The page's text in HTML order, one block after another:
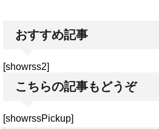
おすすめ記事
[showrss2]
こちらの記事もどうぞ
[showrssPickup]